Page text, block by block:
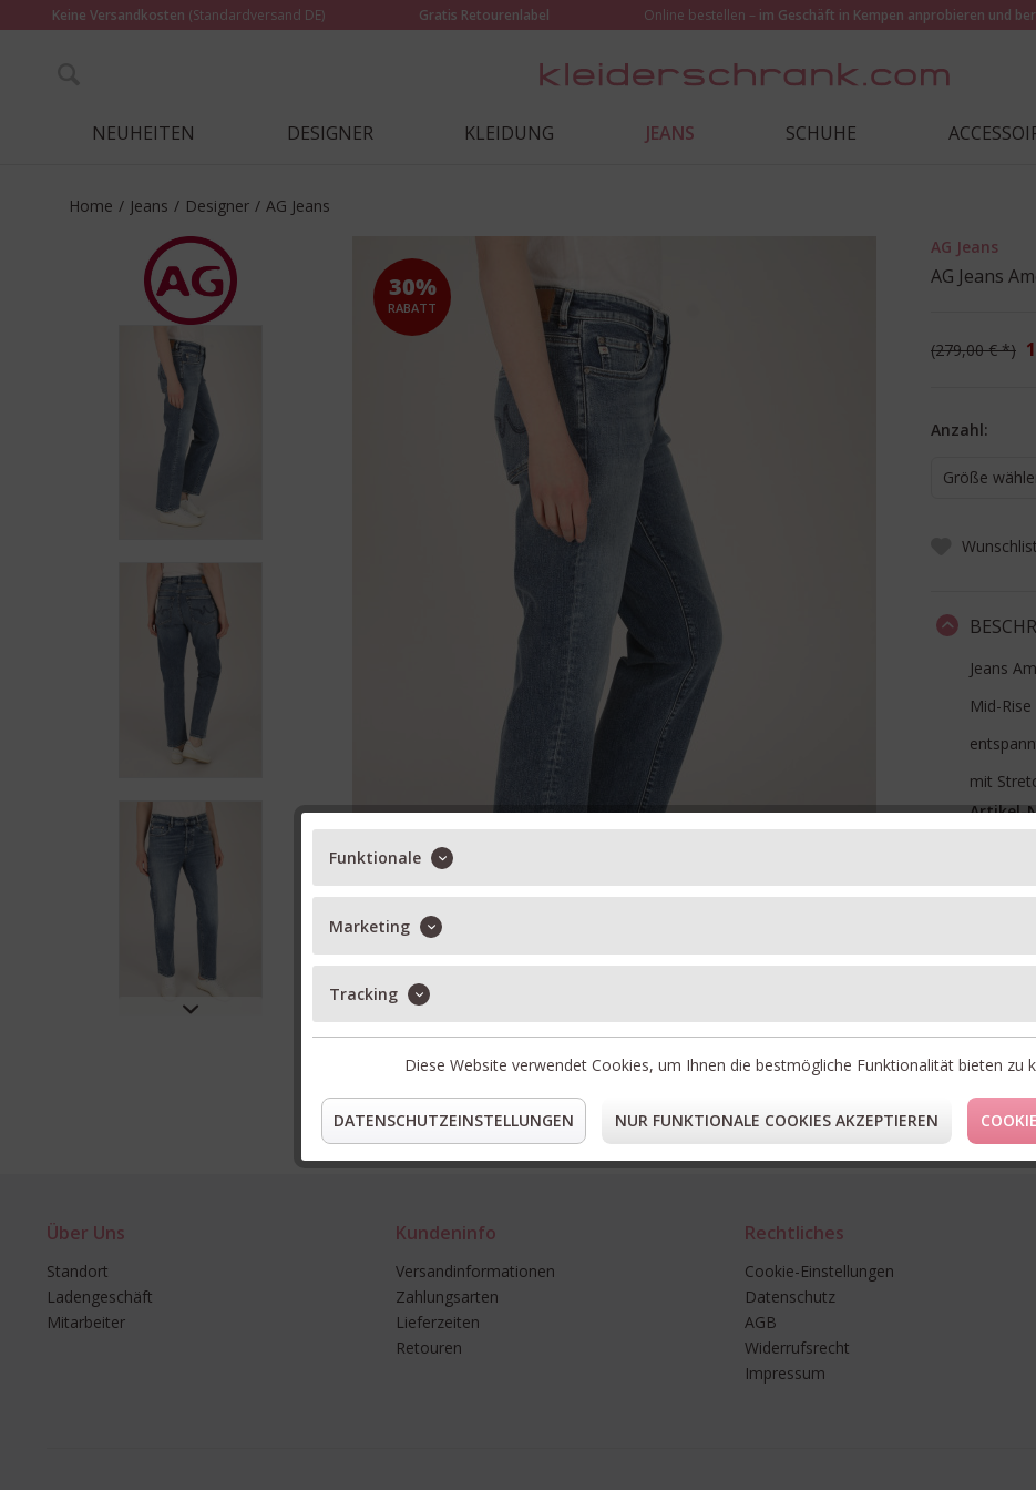
Keine Versandkosten (Standardversand DE) Gratis Retourenlabel Online bestellen – im Geschäft in Kempen anprobieren und
NEUHEITEN DESIGNER KLEIDUNG JEANS SCHUHE
Home / Jeans / Designer / AG Jeans
30%
RABATT
AG Jeans
AG Jeans
279,00 € *
Anzahl:
Größe
Jeans
Mid-Rise
mit
Artikel-
FORM
* Preise inkl.
** Gilt für
Über Uns
Standort
Ladengeschäft
Mitarbeiter
Kundeninfo
Versandinformationen
Zahlungsarten
Lieferzeiten
Retouren
Rechtliches
Cookie-Einstellungen
Datenschutz
AGB
Widerrufsrecht
Impressum
Funktionale
Marketing
Tracking
Diese Website verwendet Cookies, um Ihnen die bestmögliche Funktionalität bieten zu
DATENSCHUTZEINSTELLUNGEN NUR FUNKTIONALE COOKIES AKZEPTIEREN